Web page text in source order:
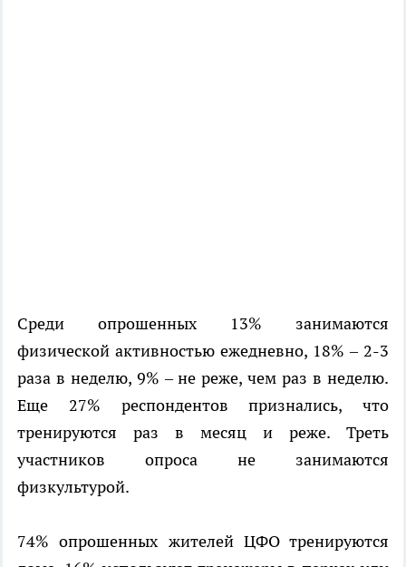
Среди опрошенных 13% занимаются
физической активностью ежедневно, 18% – 2-3
раза в неделю, 9% – не реже, чем раз в неделю.
Еще 27% респондентов признались, что
тренируются раз в месяц и реже. Треть
участников опроса не занимаются
физкультурой.
74% опрошенных жителей ЦФО тренируются